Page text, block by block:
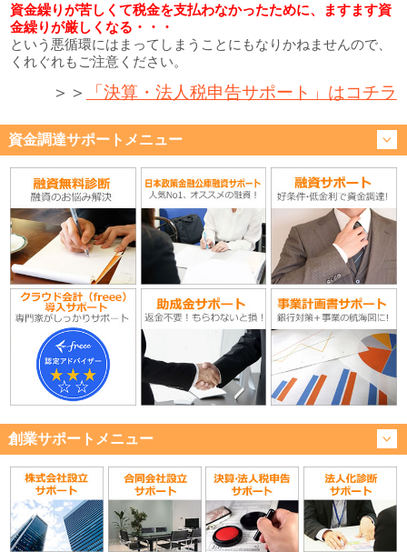
資金繰りが苦しくて税金を支払わなかったために、ますます資
金繰りが厳しくなる・・・
という悪循環にはまってしまうことにもなりかねませんので、
くれぐれもご注意ください。
＞＞ 「決算・法人税申告サポート」はコチラ
資金調達サポートメニュー
創業サポートメニュー